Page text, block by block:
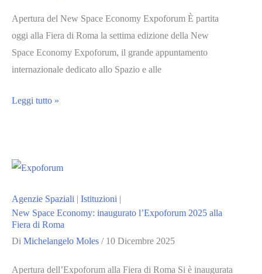
generazioni
Apertura del New Space Economy Expoforum È partita
oggi alla Fiera di Roma la settima edizione della New
Space Economy Expoforum, il grande appuntamento
internazionale dedicato allo Spazio e alle
New
Fiera
Roma
la
nuova
2025
Leggi tutto »
Agenzie Spaziali | Istituzioni |
New Space Economy: inaugurato l’Expoforum 2025 alla
Fiera di Roma
Di Michelangelo Moles / 10 Dicembre 2025
Apertura dell’Expoforum alla Fiera di Roma Si è inaugurata